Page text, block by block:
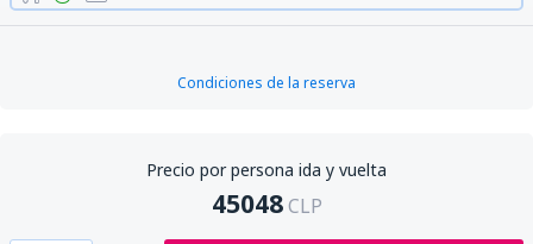
Condiciones de la reserva
Precio por persona ida y vuelta
45048 CLP